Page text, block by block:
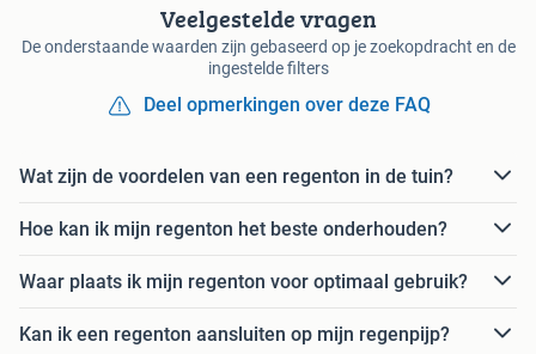
Veelgestelde vragen
De onderstaande waarden zijn gebaseerd op je zoekopdracht en de
ingestelde filters
Deel opmerkingen over deze FAQ
Wat zijn de voordelen van een regenton in de tuin?
Hoe kan ik mijn regenton het beste onderhouden?
Waar plaats ik mijn regenton voor optimaal gebruik?
Kan ik een regenton aansluiten op mijn regenpijp?